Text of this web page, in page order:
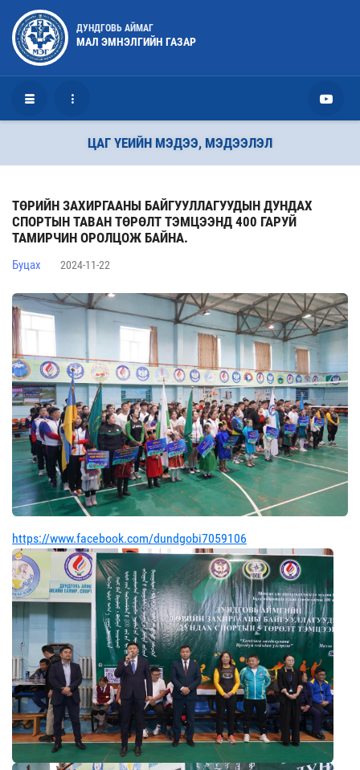
ДУНДГОВЬ АЙМАГ
МАЛ ЭМНЭЛГИЙН ГАЗАР
ЦАГ ҮЕИЙН МЭДЭЭ, МЭДЭЭЛЭЛ
ТӨРИЙН ЗАХИРГААНЫ БАЙГУУЛЛАГУУДЫН ДУНДАХ
СПОРТЫН ТАВАН ТӨРӨЛТ ТЭМЦЭЭНД 400 ГАРУЙ
ТАМИРЧИН ОРОЛЦОЖ БАЙНА.
Буцах 2024-11-22
https://www.facebook.com/dundgobi7059106